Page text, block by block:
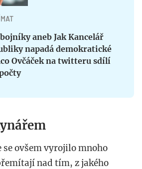
aneb Jak Kancelář
napadá demokratické
Ovčáček na twitteru sdílí
se ovšem vyrojilo mnoho
nad tím, z jakého